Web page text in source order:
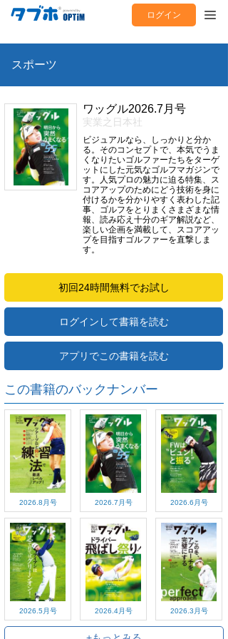
ログイン
スポーツ
ワッグル2026.7月号
実業之日本社
ビジュアルなら、しっかりと分か
る。そのコンセプトで、本気でうま
くなりたいゴルファーたちをターゲ
ットにした元気なゴルフマガジンで
す。人気プロの魅力に迫る特集、ス
コアアップのためにどう技術を身に
付けるかを分かりやすく表わした記
事、ゴルフをとりまくさまざまな情
報、読み応え十分のギア解説など、
楽しい企画を満載して、スコアアッ
プを目指すゴルファーを直撃しま
す。
初回24時間無料でお試し
ログインして書籍を読む
アプリでこの書籍を読む
この書籍のバックナンバー
2026.8月号 2026.7月号 2026.6月号
2026.5月号 2026.4月号 2026.3月号